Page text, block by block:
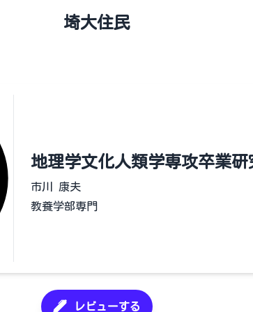
埼大住民
地理学文化人類学専攻卒業研
市川 康夫
教養学部専門
レビューする